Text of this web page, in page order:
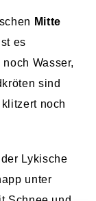
Mitte
es
Wasser,
sind
noch
Lykische
unter